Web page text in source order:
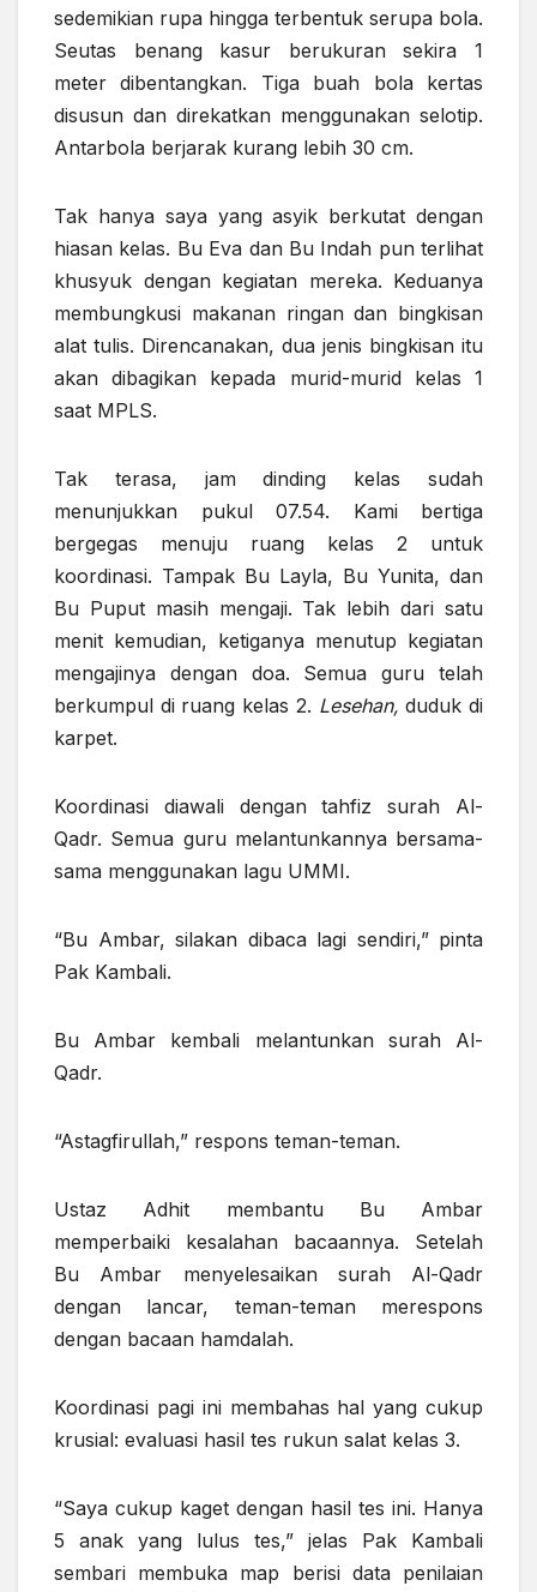
sedemikian rupa hingga terbentuk serupa bola.
Seutas benang kasur berukuran sekira 1
meter dibentangkan. Tiga buah bola kertas
disusun dan direkatkan menggunakan selotip.
Antarbola berjarak kurang lebih 30 cm.
Tak hanya saya yang asyik berkutat dengan
hiasan kelas. Bu Eva dan Bu Indah pun terlihat
khusyuk dengan kegiatan mereka. Keduanya
membungkusi makanan ringan dan bingkisan
alat tulis. Direncanakan, dua jenis bingkisan itu
akan dibagikan kepada murid-murid kelas 1
saat MPLS.
Tak terasa, jam dinding kelas sudah
menunjukkan pukul 07.54. Kami bertiga
bergegas menuju ruang kelas 2 untuk
koordinasi. Tampak Bu Layla, Bu Yunita, dan
Bu Puput masih mengaji. Tak lebih dari satu
menit kemudian, ketiganya menutup kegiatan
mengajinya dengan doa. Semua guru telah
berkumpul di ruang kelas 2. Lesehan,duduk di
karpet.
Koordinasi diawali dengan tahfiz surah Al-
Qadr. Semua guru melantunkannya bersama-
sama menggunakan lagu UMMI.
“Bu Ambar, silakan dibaca lagi sendiri,” pinta
Pak Kambali.
Bu Ambar kembali melantunkan surah Al-
Qadr.
“Astagfirullah,” respons teman-teman.
Ustaz Adhit membantu Bu Ambar
memperbaiki kesalahan bacaannya. Setelah
Bu Ambar menyelesaikan surah Al-Qadr
dengan lancar, teman-teman merespons
dengan bacaan hamdalah.
Koordinasi pagi ini membahas hal yang cukup
krusial: evaluasi hasil tes rukun salat kelas 3.
“Saya cukup kaget dengan hasil tes ini. Hanya
5 anak yang lulus tes,” jelas Pak Kambali
sembari membuka map berisi data penilaian